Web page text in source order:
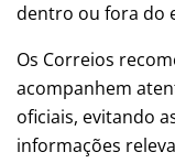
dentro ou fora do
Os Correios
acompanhem
oficiais, evitando
informações